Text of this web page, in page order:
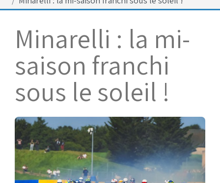
Minarelli : la mi-
saison franchi
sous le soleil !
Bénévoles
Les 50 ans du club
Dons aux associations
Accès au circuit
Chronos et Rapports
Horaires d'ouverture